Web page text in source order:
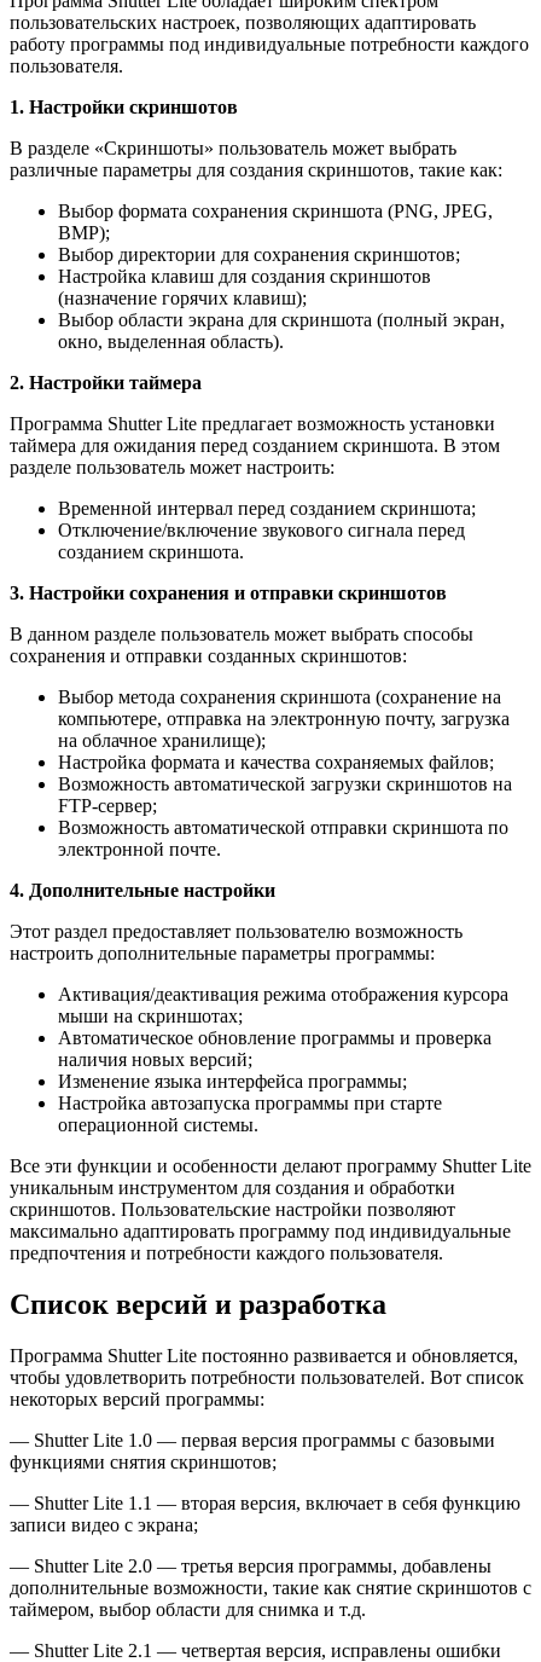
пользовательских настроек, позволяющих адаптировать
работу программы под индивидуальные потребности каждого
пользователя.
1. Настройки скриншотов
В разделе «Скриншоты» пользователь может выбрать
различные параметры для создания скриншотов, такие как:
Выбор формата сохранения скриншота (PNG, JPEG,
BMP);
Выбор директории для сохранения скриншотов;
Настройка клавиш для создания скриншотов
(назначение горячих клавиш);
Выбор области экрана для скриншота (полный экран,
окно, выделенная область).
2. Настройки таймера
Программа Shutter Lite предлагает возможность установки
таймера для ожидания перед созданием скриншота. В этом
разделе пользователь может настроить:
Временной интервал перед созданием скриншота;
Отключение/включение звукового сигнала перед
созданием скриншота.
3. Настройки сохранения и отправки скриншотов
В данном разделе пользователь может выбрать способы
сохранения и отправки созданных скриншотов:
Выбор метода сохранения скриншота (сохранение на
компьютере, отправка на электронную почту, загрузка
на облачное хранилище);
Настройка формата и качества сохраняемых файлов;
Возможность автоматической загрузки скриншотов на
FTP-сервер;
Возможность автоматической отправки скриншота по
электронной почте.
4. Дополнительные настройки
Этот раздел предоставляет пользователю возможность
настроить дополнительные параметры программы:
Активация/деактивация режима отображения курсора
мыши на скриншотах;
Автоматическое обновление программы и проверка
наличия новых версий;
Изменение языка интерфейса программы;
Настройка автозапуска программы при старте
операционной системы.
Все эти функции и особенности делают программу Shutter Lite
уникальным инструментом для создания и обработки
скриншотов. Пользовательские настройки позволяют
максимально адаптировать программу под индивидуальные
предпочтения и потребности каждого пользователя.
Список версий и разработка
Программа Shutter Lite постоянно развивается и обновляется,
чтобы удовлетворить потребности пользователей. Вот список
некоторых версий программы:
— Shutter Lite 1.0 — первая версия программы с базовыми
функциями снятия скриншотов;
— Shutter Lite 1.1 — вторая версия, включает в себя функцию
записи видео с экрана;
— Shutter Lite 2.0 — третья версия программы, добавлены
дополнительные возможности, такие как снятие скриншотов с
таймером, выбор области для снимка и т.д.
— Shutter Lite 2.1 — четвертая версия, исправлены ошибки